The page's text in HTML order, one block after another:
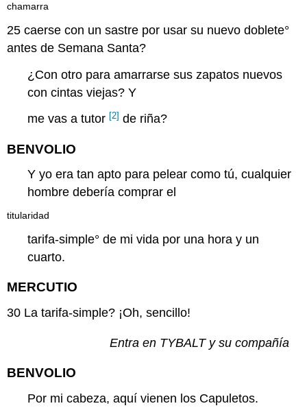
chamarra
25 caerse con un sastre por usar su nuevodoblete°
antes de Semana Santa?
¿Con otro para amarrarse sus zapatos nuevos
con cintas viejas? Y
me vas a tutor [2] de riña?
BENVOLIO
Y yo era tan apto para pelear como tú, cualquier
hombre debería comprar el
titularidad
tarifa-simple° de mi vida por una hora y un
cuarto.
MERCUTIO
30 La tarifa-simple? ¡Oh, sencillo!
Entra en TYBALT y su compañía
BENVOLIO
Por mi cabeza, aquí vienen los Capuletos.